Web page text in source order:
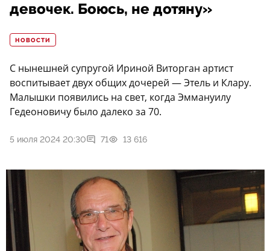
девочек. Боюсь, не дотяну»
НОВОСТИ
С нынешней супругой Ириной Виторган артист
воспитывает двух общих дочерей — Этель и Клару.
Малышки появились на свет, когда Эммануилу
Гедеоновичу было далеко за 70.
5 июля 2024 20:30 71 13 616